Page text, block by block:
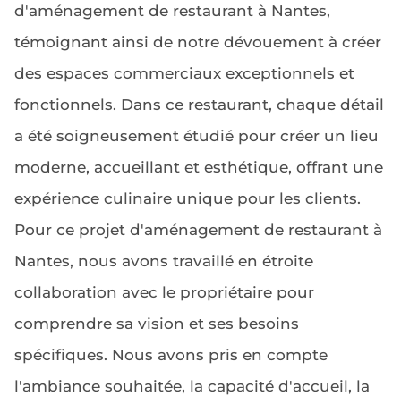
d'aménagement de restaurant à Nantes,
témoignant ainsi de notre dévouement à créer
des espaces commerciaux exceptionnels et
fonctionnels. Dans ce restaurant, chaque détail
a été soigneusement étudié pour créer un lieu
moderne, accueillant et esthétique, offrant une
expérience culinaire unique pour les clients.
Pour ce projet d'aménagement de restaurant à
Nantes, nous avons travaillé en étroite
collaboration avec le propriétaire pour
comprendre sa vision et ses besoins
spécifiques. Nous avons pris en compte
l'ambiance souhaitée, la capacité d'accueil, la